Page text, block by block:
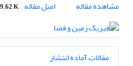
مشاهده مقاله
اصل مقاله K
مقالات آماده انتشار